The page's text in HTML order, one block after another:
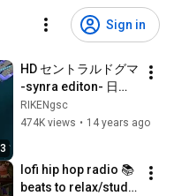
Sign in
HD セントラルドグマ
-synra editon- 日本
語ナレーション版
RIKENgsc
474K views • 14 years ago
lofi hip hop radio 📚
beats to relax/study